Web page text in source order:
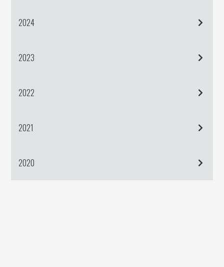
2024
2023
2022
2021
2020